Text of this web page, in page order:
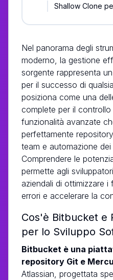
Shallow Clone
Nel panorama degli
moderno, la gestione
sorgente rappresenta
per il successo di
posiziona come una
complete per il
funzionalità avanzate
perfettamente
team e automazione
Comprendere le
permette agli
aziendali di ottimizzare i
errori e accelerare la
Cos'è Bitbucket e
per lo Sviluppo
Bitbucket è una
repository Git e
Atlassian, progettata